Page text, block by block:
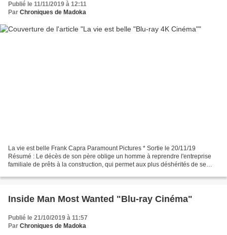
Publié le 11/11/2019 à 12:11
Par Chroniques de Madoka
La vie est belle Frank Capra Paramount Pictures * Sortie le 20/11/19
Résumé : Le décès de son père oblige un homme à reprendre l'entreprise
familiale de prêts à la construction, qui permet aux plus déshérités de se
Inside Man Most Wanted "Blu-ray Cinéma"
Publié le 21/10/2019 à 11:57
Par Chroniques de Madoka